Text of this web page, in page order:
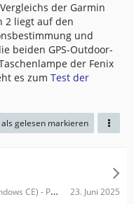
der Garmin
2 liegt auf den
und
beiden GPS-Outdoor-
der Fenix
es zum Test der
gelesen markieren
Urgent: Need Teasi One3 System Files (Windows CE) - PC recognizes it as Mass Storage! 23. Juni 2025